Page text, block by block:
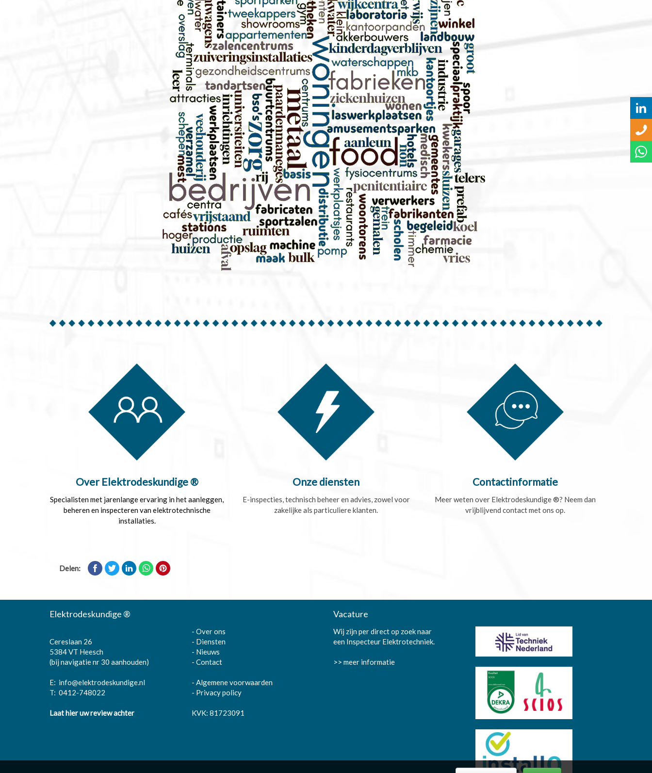
Over Elektrodeskundige ®
Specialisten met jarenlange ervaring in het aanleggen,
beheren en inspecteren van elektrotechnische
installaties.
Onze diensten
E-inspecties, technisch beheer en advies, zowel voor
zakelijke als particuliere klanten.
Contactinformatie
Meer weten over Elektrodeskundige ®? Neem dan
vrijblijvend contact met ons op.
Delen:
Elektrodeskundige ®
Cereslaan 26
5384 VT Heesch
(bij navigatie nr 30 aanhouden)
E: info@elektrodeskundige.nl
T: 0412-748022
Laat hier uw review achter
- Over ons
- Diensten
- Nieuws
- Contact
- Algemene voorwaarden
- Privacy policy
KVK: 81723091
Vacature
Wij zijn per direct op zoek naar
een Inspecteur Elektrotechniek.
>> meer informatie